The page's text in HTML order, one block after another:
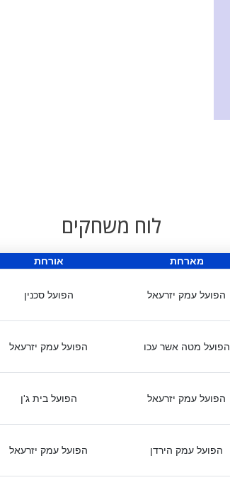
לוח משחקים
מארחת אורחת
הפועל עמק יזרעאל הפועל סכנין
הפועל מטה אשר עכו הפועל עמק יזרעאל
הפועל עמק יזרעאל הפועל בית ג'ן
הפועל עמק הירדן הפועל עמק יזרעאל